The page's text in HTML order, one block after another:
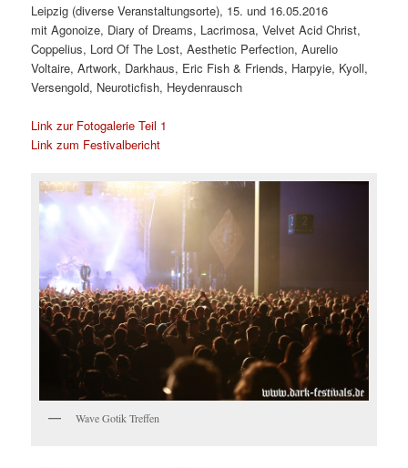
Leipzig (diverse Veranstaltungsorte), 15. und 16.05.2016
mitAgonoize, Diary of Dreams, Lacrimosa, Velvet Acid Christ,
Coppelius, Lord Of The Lost, Aesthetic Perfection, Aurelio
Voltaire, Artwork, Darkhaus, Eric Fish & Friends, Harpyie, Kyoll,
Versengold, Neuroticfish, Heydenrausch
Link zur Fotogalerie Teil 1
Link zum Festivalbericht
Wave Gotik Treffen